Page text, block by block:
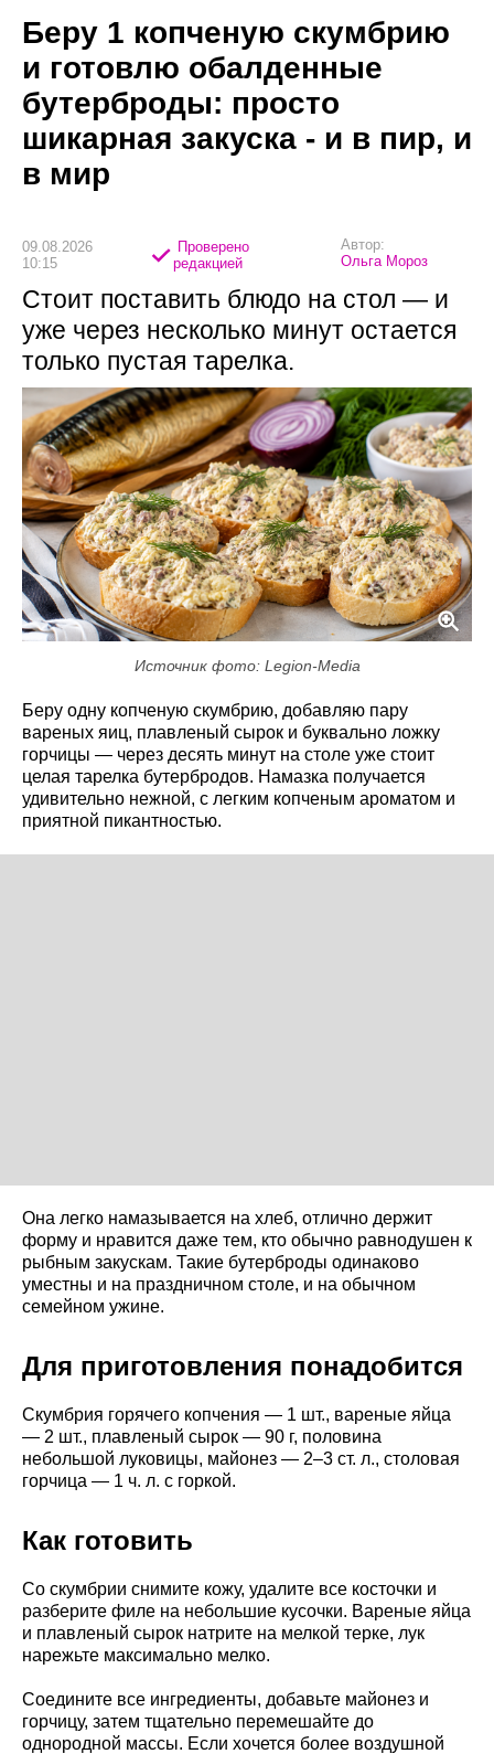
Беру 1 копченую скумбрию
и готовлю обалденные
бутерброды: просто
шикарная закуска - и в пир, и
в мир
09.08.2026
10:15
Проверено
редакцией
Автор:
Ольга Мороз
Стоит поставить блюдо на стол — и
уже через несколько минут остается
только пустая тарелка.
Источник фото: Legion-Media
Беру одну копченую скумбрию, добавляю пару
вареных яиц, плавленый сырок и буквально ложку
горчицы — через десять минут на столе уже стоит
целая тарелка бутербродов. Намазка получается
удивительно нежной, с легким копченым ароматом и
приятной пикантностью.
Она легко намазывается на хлеб, отлично держит
форму и нравится даже тем, кто обычно равнодушен к
рыбным закускам. Такие бутерброды одинаково
уместны и на праздничном столе, и на обычном
семейном ужине.
Для приготовления понадобится
Скумбрия горячего копчения — 1 шт., вареные яйца
— 2 шт., плавленый сырок — 90 г, половина
небольшой луковицы, майонез — 2–3 ст. л., столовая
горчица — 1 ч. л. с горкой.
Как готовить
Со скумбрии снимите кожу, удалите все косточки и
разберите филе на небольшие кусочки. Вареные яйца
и плавленый сырок натрите на мелкой терке, лук
нарежьте максимально мелко.
Соедините все ингредиенты, добавьте майонез и
горчицу, затем тщательно перемешайте до
однородной массы. Если хочется более воздушной